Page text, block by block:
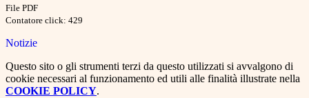
File PDF
Contatore click: 429
Notizie
Questo sito o gli strumenti terzi da questo utilizzati si avvalgono di
cookie necessari al funzionamento ed utili alle finalità illustrate nella
COOKIE POLICY.